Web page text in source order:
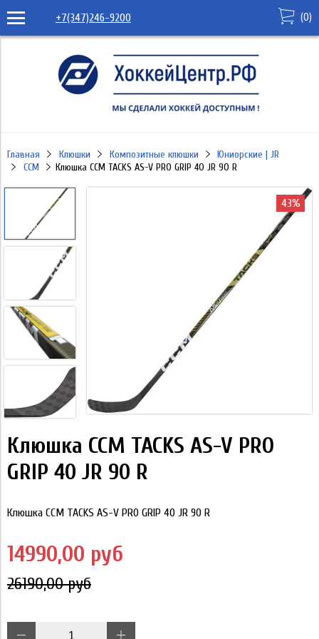
+7(347)246-9200 (0)
Главная Клюшки Композитные клюшки
Юниорские | JR
CCM
Клюшка CCM TACKS AS-V PRO GRIP 40 JR 90 R
43%
Клюшка CCM TACKS AS-V PRO
GRIP 40 JR 90 R
Клюшка CCM TACKS AS-V PRO GRIP 40 JR 90 R
14990,00 руб
26190,00 руб